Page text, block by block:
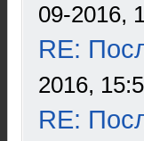
09-2016,
RE:
2016,
RE: